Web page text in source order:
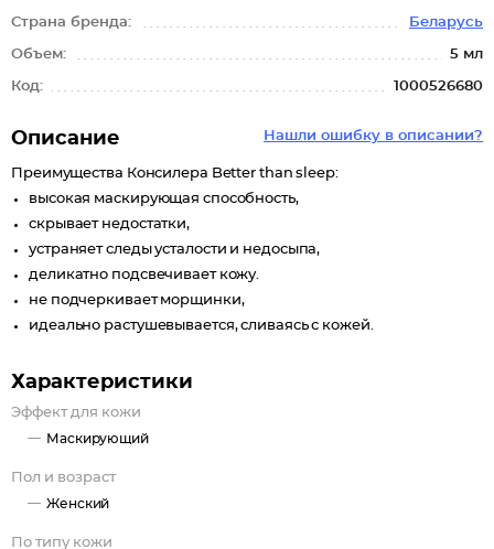
Страна бренда: Беларусь
Объем: 5 мл
Код: 1000526680
Нашли ошибку в описании?
Описание
Преимущества Консилера Better than sleep:
высокая маскирующая способность,
скрывает недостатки,
устраняет следы усталости и недосыпа,
деликатно подсвечивает кожу.
не подчеркивает морщинки,
идеально растушевывается, сливаясь с кожей.
Характеристики
Эффект для кожи
Маскирующий
Пол и возраст
Женский
По типу кожи